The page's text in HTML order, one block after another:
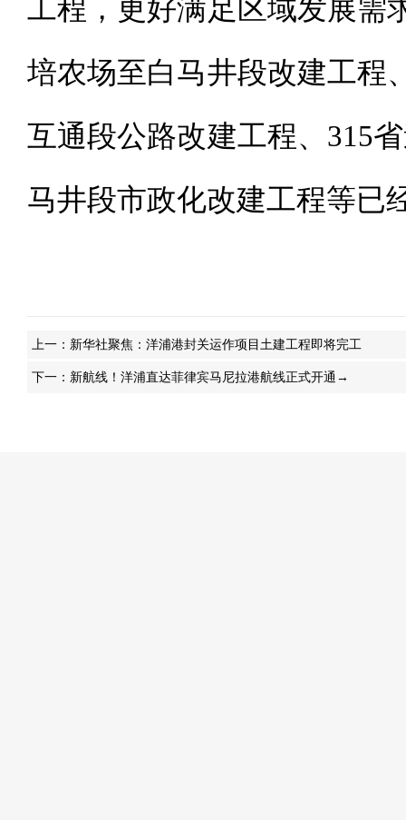
工程，更好满足区域发展需
培农场至白马井段改建工程
互通段公路改建工程、315
马井段市政化改建工程等已
上一： 新华社聚焦：洋浦港封关运作项目土建工程即将完工
下一： 新航线！洋浦直达菲律宾马尼拉港航线正式开通→